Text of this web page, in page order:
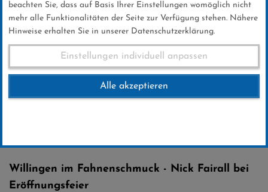
Weltcup-Splitter 06.01.2016
06 .Januar 2016
Willingen im Fahnenschmuck - Nick Fairall bei
Eröffnungsfeier
beachten Sie, dass auf Basis Ihrer Einstellungen womöglich nicht
mehr alle Funktionalitäten der Seite zur Verfügung stehen. Nähere
Hinweise erhalten Sie in unserer Datenschutzerklärung.
Einstellungen individuell anpassen
Alle akzeptieren